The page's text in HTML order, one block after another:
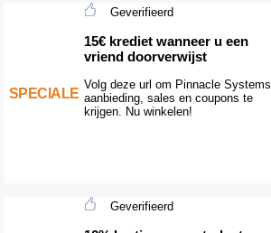
SPECIALE
Geverifieerd
15€ krediet wanneer u een
vriend doorverwijst
Volg deze url om Pinnacle Systems
aanbieding, sales en coupons te
krijgen. Nu winkelen!
Geverifieerd